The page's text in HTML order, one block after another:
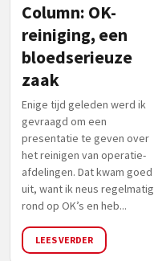
Column: OK-
reiniging, een
bloedserieuze
zaak
Enige tijd geleden werd ik
gevraagd om een
presentatie te geven over
het reinigen van operatie-
afdelingen. Dat kwam goed
uit, want ik neus regelmatig
rond op OK’s en heb...
LEES VERDER